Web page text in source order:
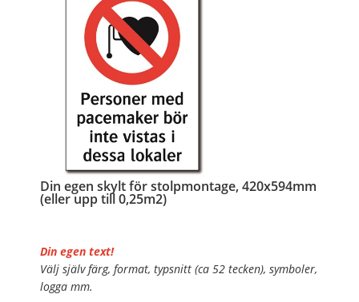
Din egen skylt för stolpmontage, 420x594mm
(eller upp till 0,25m2)
Din egen text!
Välj själv färg, format, typsnitt (ca 52 tecken), symboler,
logga mm.